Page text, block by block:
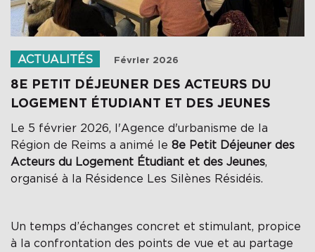
ACTUALITÉS Février 2026
8E PETIT DÉJEUNER DES ACTEURS DU
LOGEMENT ÉTUDIANT ET DES JEUNES
Le 5 février 2026, l'Agence d'urbanisme de la
Région de Reims a animé le 8e Petit Déjeuner des
Acteurs du Logement Étudiant et des Jeunes,
organisé à la Résidence Les Silènes Résidéis.
Un temps d’échanges concret et stimulant, propice
à la confrontation des points de vue et au partage